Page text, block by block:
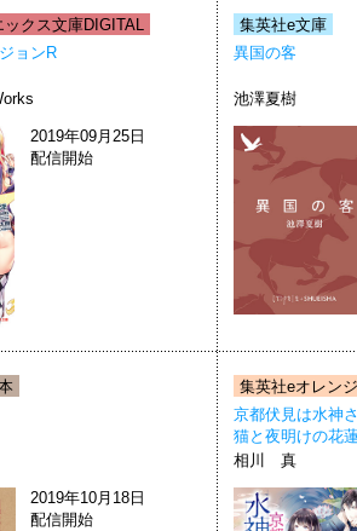
クス文庫DIGITAL
ョンR
2019年09月25日
配信開始
集英社e文庫
異国の客
池澤夏樹
2019年10月18日
配信開始
集英社eオレン
京都伏見は水神
猫と夜明けの花
相川 真